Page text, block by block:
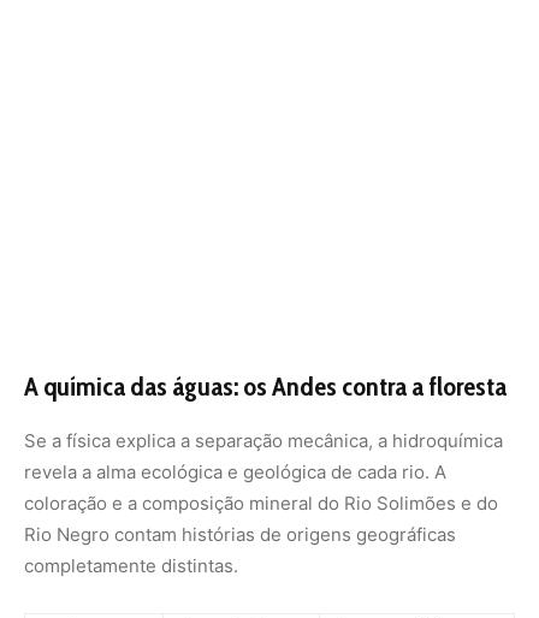
A química das águas: os Andes contra a floresta
Se a física explica a separação mecânica, a hidroquímica
revela a alma ecológica e geológica de cada rio. A
coloração e a composição mineral do Rio Solimões e do
Rio Negro contam histórias de origens geográficas
completamente distintas.